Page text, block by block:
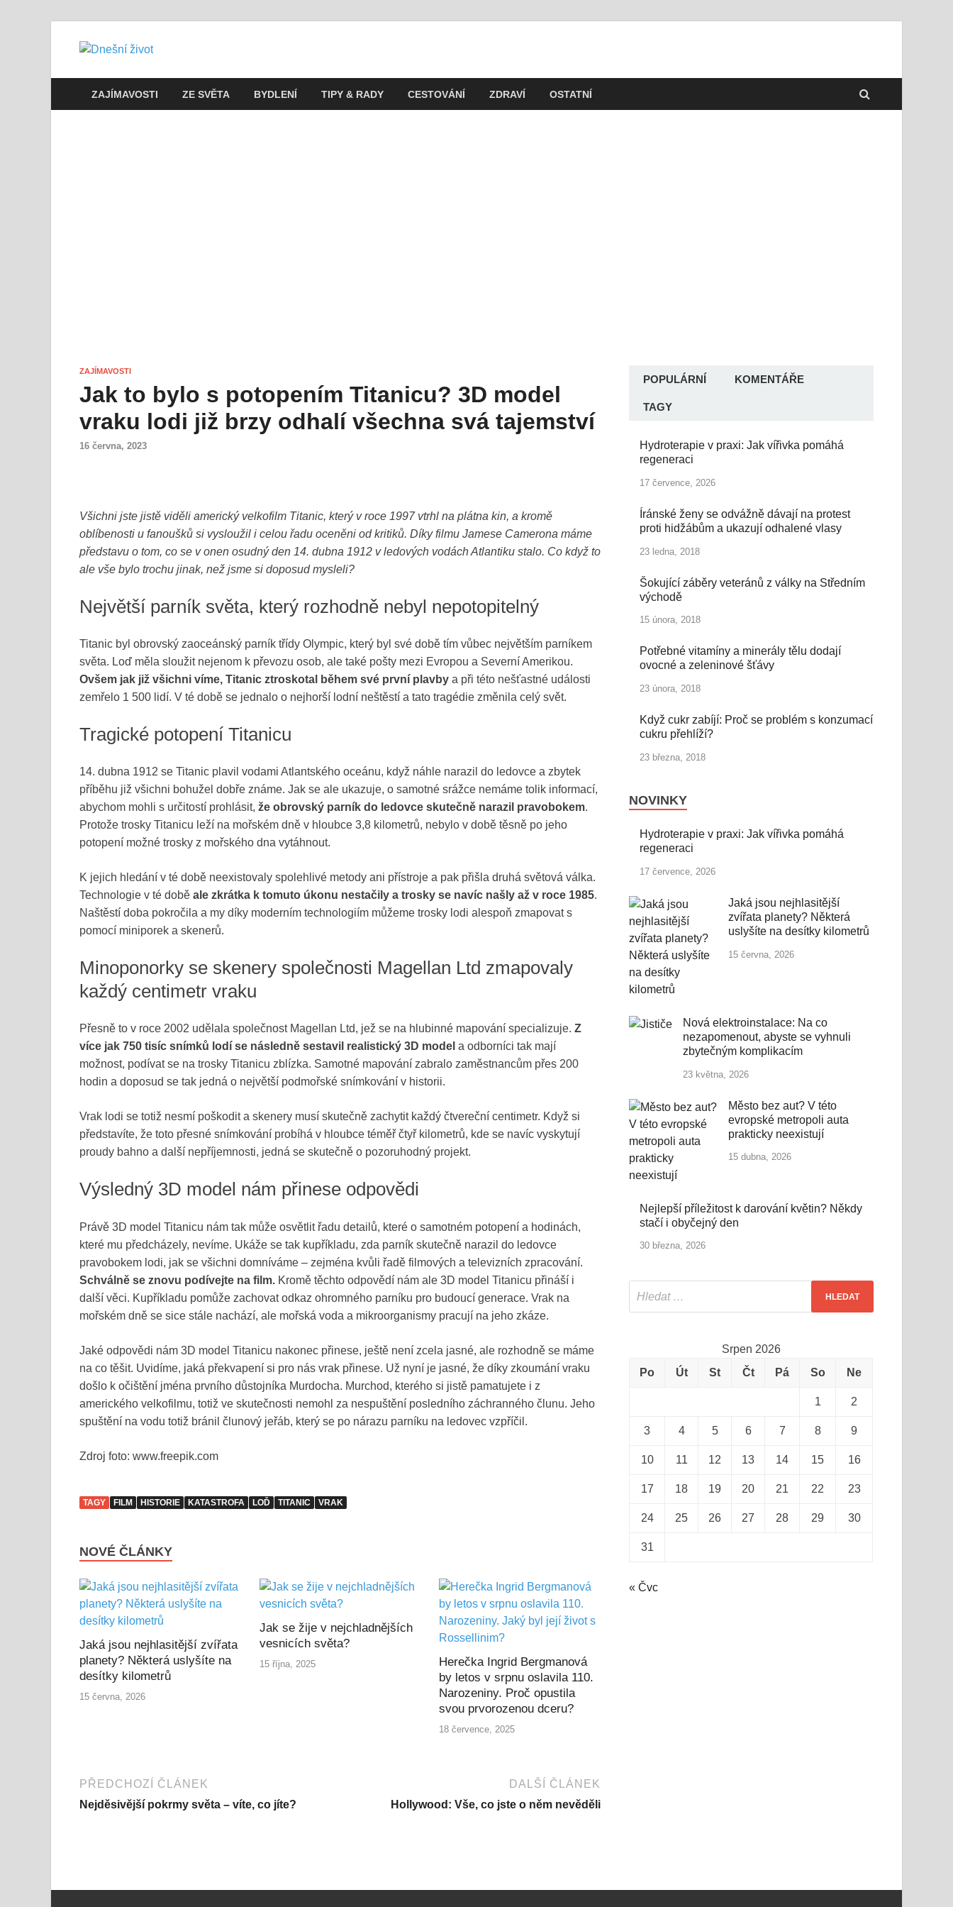
Dnešní život
ZAJÍMAVOSTI ZE SVĚTA BYDLENÍ TIPY & RADY CESTOVÁNÍ ZDRAVÍ OSTATNÍ
ZAJÍMAVOSTI
Jak to bylo s potopením Titanicu? 3D model
vraku lodi již brzy odhalí všechna svá tajemství
16 června, 2023
Všichni jste jistě viděli americký velkofilm Titanic, který v roce 1997 vtrhl na plátna kin, a kromě
oblíbenosti u fanoušků si vysloužil i celou řadu oceněni od kritiků. Díky filmu Jamese Camerona máme
představu o tom, co se v onen osudný den 14. dubna 1912 v ledových vodách Atlantiku stalo. Co když to
ale vše bylo trochu jinak, než jsme si doposud mysleli?
Největší parník světa, který rozhodně nebyl nepotopitelný
Titanic byl obrovský zaoceánský parník třídy Olympic, který byl své době tím vůbec největším parníkem
světa. Loď měla sloužit nejenom k převozu osob, ale také pošty mezi Evropou a Severní Amerikou.
Ovšem jak již všichni víme, Titanic ztroskotal během své první plavby a při této nešťastné události
zemřelo 1 500 lidí. V té době se jednalo o nejhorší lodní neštěstí a tato tragédie změnila celý svět.
Tragické potopení Titanicu
14. dubna 1912 se Titanic plavil vodami Atlantského oceánu, když náhle narazil do ledovce a zbytek
příběhu již všichni bohužel dobře známe. Jak se ale ukazuje, o samotné srážce nemáme tolik informací,
abychom mohli s určitostí prohlásit, že obrovský parník do ledovce skutečně narazil pravobokem.
Protože trosky Titanicu leží na mořském dně v hloubce 3,8 kilometrů, nebylo v době těsně po jeho
potopení možné trosky z mořského dna vytáhnout.
K jejich hledání v té době neexistovaly spolehlivé metody ani přístroje a pak přišla druhá světová válka.
Technologie v té době ale zkrátka k tomuto úkonu nestačily a trosky se navíc našly až v roce 1985.
Naštěstí doba pokročila a my díky moderním technologiím můžeme trosky lodi alespoň zmapovat s
pomocí miniporek a skenerů.
Minoponorky se skenery společnosti Magellan Ltd zmapovaly
každý centimetr vraku
Přesně to v roce 2002 udělala společnost Magellan Ltd, jež se na hlubinné mapování specializuje. Z
více jak 750 tisíc snímků lodí se následně sestavil realistický 3D model a odborníci tak mají
možnost, podívat se na trosky Titanicu zblízka. Samotné mapování zabralo zaměstnancům přes 200
hodin a doposud se tak jedná o největší podmořské snímkování v historii.
Vrak lodi se totiž nesmí poškodit a skenery musí skutečně zachytit každý čtvereční centimetr. Když si
představíte, že toto přesné snímkování probíhá v hloubce téměř čtyř kilometrů, kde se navíc vyskytují
proudy bahno a další nepříjemnosti, jedná se skutečně o pozoruhodný projekt.
Výsledný 3D model nám přinese odpovědi
Právě 3D model Titanicu nám tak může osvětlit řadu detailů, které o samotném potopení a hodinách,
které mu předcházely, nevíme. Ukáže se tak kupříkladu, zda parník skutečně narazil do ledovce
pravobokem lodi, jak se všichni domníváme – zejména kvůli řadě filmových a televizních zpracování.
Schválně se znovu podívejte na film. Kromě těchto odpovědí nám ale 3D model Titanicu přináší i
další věci. Kupříkladu pomůže zachovat odkaz ohromného parníku pro budoucí generace. Vrak na
mořském dně se sice stále nachází, ale mořská voda a mikroorganismy pracují na jeho zkáze.
Jaké odpovědi nám 3D model Titanicu nakonec přinese, ještě není zcela jasné, ale rozhodně se máme
na co těšit. Uvidíme, jaká překvapení si pro nás vrak přinese. Už nyní je jasné, že díky zkoumání vraku
došlo k očištění jména prvního důstojníka Murdocha. Murchod, kterého si jistě pamatujete i z
amerického velkofilmu, totiž ve skutečnosti nemohl za nespuštění posledního záchranného člunu. Jeho
spuštění na vodu totiž bránil člunový jeřáb, který se po nárazu parníku na ledovec vzpříčil.
Zdroj foto: www.freepik.com
TAGY FILM HISTORIE KATASTROFA LOĎ TITANIC VRAK
NOVÉ ČLÁNKY
Jaká jsou nejhlasitější zvířata
planety? Některá uslyšíte na
desítky kilometrů
15 června, 2026
Jak se žije v nejchladnějších
vesnicích světa?
15 října, 2025
Herečka Ingrid Bergmanová
by letos v srpnu oslavila 110.
Narozeniny. Proč opustila
svou prvorozenou dceru?
18 července, 2025
PŘEDCHOZÍ ČLÁNEK
Nejděsivější pokrmy světa – víte, co jíte?
DALŠÍ ČLÁNEK
Hollywood: Vše, co jste o něm nevěděli
POPULÁRNÍ KOMENTÁŘE
TAGY
Hydroterapie v praxi: Jak vířivka pomáhá
regeneraci
17 července, 2026
Íránské ženy se odvážně dávají na protest
proti hidžábům a ukazují odhalené vlasy
23 ledna, 2018
Šokující záběry veteránů z války na Středním
východě
15 února, 2018
Potřebné vitamíny a minerály tělu dodají
ovocné a zeleninové šťávy
23 února, 2018
Když cukr zabíjí: Proč se problém s konzumací
cukru přehlíží?
23 března, 2018
NOVINKY
Hydroterapie v praxi: Jak vířivka pomáhá
regeneraci
17 července, 2026
Jaká jsou nejhlasitější
zvířata planety? Některá
uslyšíte na desítky kilometrů
15 června, 2026
Nová elektroinstalace: Na co
nezapomenout, abyste se vyhnuli
zbytečným komplikacím
23 května, 2026
Město bez aut? V této
evropské metropoli auta
prakticky neexistují
15 dubna, 2026
Nejlepší příležitost k darování květin? Někdy
stačí i obyčejný den
30 března, 2026
Srpen 2026
Po
Út St Čt Pá So Ne
1 2
3 4 5 6 7 8 9
10 11 12 13 14 15 16
17 18 19 20 21 22 23
24 25 26 27 28 29 30
31
« Čvc